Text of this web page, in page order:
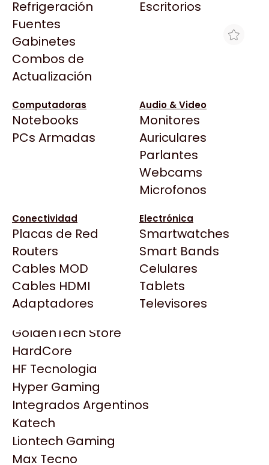
Refrigeración
Fuentes
Gabinetes
Combos de
Actualización
Escritorios
Computadoras
Notebooks
PCs Armadas
Audio & Video
Monitores
Auriculares
Parlantes
Webcams
Microfonos
Conectividad
Placas de Red
Routers
Cables MOD
Cables HDMI
Adaptadores
Electrónica
Smartwatches
Smart Bands
Celulares
Tablets
Televisores
AeroCool
Antec
Arkham
Asrock
BenQ
CX
Cooler Master
Deepcool
Dell
EVGA
Gamemax
Genesis
Genius
HP
HyperX
INNO3D
Intel
Kingston
Lenovo
Logitech
Todas las Tiendas
Click Gaming
Compufan Store
Dinobyte
Full H4rd
Gaming City
Gezatek
GoldenTech Store
HardCore
HF Tecnologia
Hyper Gaming
Integrados Argentinos
Katech
Liontech Gaming
Max Tecno
HP 91 LIGHT GRIS C9466A P/Z6100 F
VENCIDO
$6.394
Ver producto en la página de Max Tecno